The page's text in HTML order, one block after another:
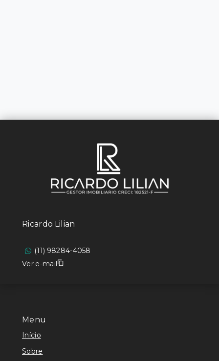
Menu
Início
Sobre
Ricardo Lilian
(11) 98284-4058
Ver e-mail